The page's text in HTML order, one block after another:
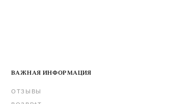
ВАЖНАЯ ИНФОРМАЦИЯ
ОТЗЫВЫ